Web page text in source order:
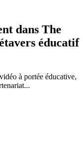
dans The
éducatif
à portée éducative,